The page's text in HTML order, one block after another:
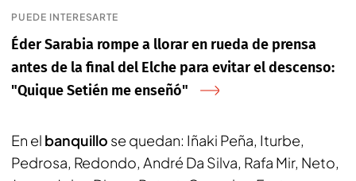
PUEDE INTERESARTE
Éder Sarabia rompe a llorar en rueda de prensa
antes de la final del Elche para evitar el descenso:
"Quique Setién me enseñó"
En el banquillo se quedan: Iñaki Peña, Iturbe,
Pedrosa, Redondo, André Da Silva, Rafa Mir, Neto,